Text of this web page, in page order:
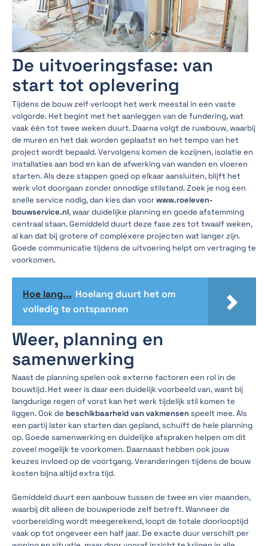
De uitvoeringsfase: van
start tot oplevering
Tijdens de bouw zelf verloopt het werk meestal in een vaste
volgorde. Het begint met het aanleggen van de fundering, wat
vaak één tot twee weken duurt. Daarna volgt de ruwbouw, waarbij
de muren en het dak worden geplaatst en het tempo van het
project wordt bepaald. Vervolgens komen de kozijnen, isolatie en
installaties aan bod en kan de afwerking van wanden en vloeren
starten. Als deze stappen goed op elkaar aansluiten, blijft het
werk vlot doorgaan zonder onnodige stilstand. Zoek je nog een
snelle service nodig, dan kies dan voorwww.roeleven-
bouwservice.nl, waar duidelijke planning en goede afstemming
centraal staan. Gemiddeld duurt deze fase zes tot twaalf weken,
al kan dat bij grotere of complexere projecten wat langer zijn.
Goede communicatie tijdens de uitvoering helpt om vertraging te
voorkomen.
Hoe lang... Hoelang duurt het om
volledig te ontspannen
Weer, planning en
samenwerking
Naast de planning spelen ook externe factoren een rol in de
bouwtijd. Het weer is daar een duidelijk voorbeeld van, want bij
langdurige regen of vorst kan het werk tijdelijk stil komen te
liggen. Ook de beschikbaarheid van vakmensenspeelt mee. Als
een partij later kan starten dan gepland, schuift de hele planning
op. Goede samenwerking en duidelijke afspraken helpen om dit
zoveel mogelijk te voorkomen. Daarnaast hebben ook jouw
keuzes invloed op de voortgang. Veranderingen tijdens de bouw
kosten bijna altijd extra tijd.
Gemiddeld duurt een aanbouw tussen de twee en vier maanden,
waarbij dit alleen de bouwperiode zelf betreft. Wanneer de
voorbereiding wordt meegerekend, loopt de totale doorlooptijd
vaak op tot ongeveer een half jaar. De exacte duur verschilt per